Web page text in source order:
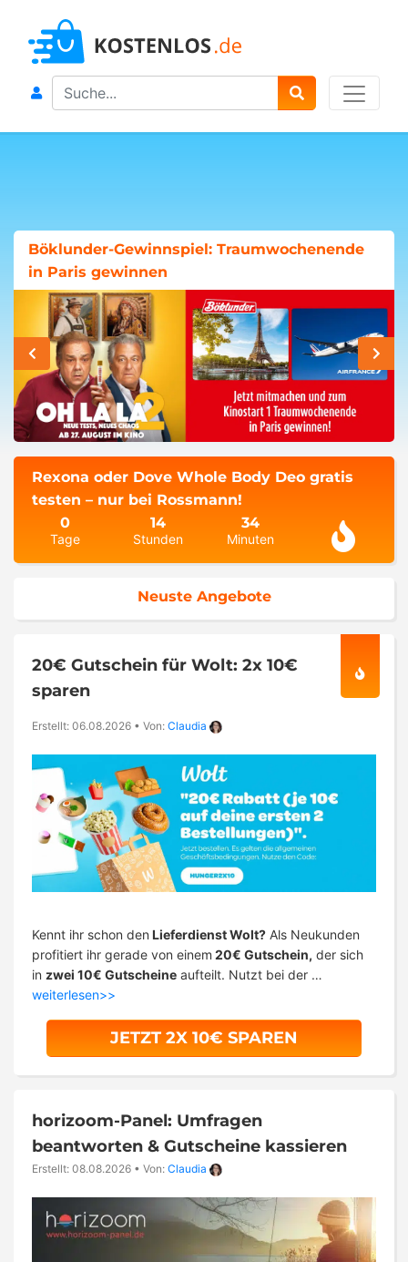
Search
Böklunder-Gewinnspiel: Traumwochenende
in Paris gewinnen
Rexona oder Dove Whole Body Deo gratis
testen – nur bei Rossmann!
0
Tage
14
Stunden
34
Minuten
Neuste Angebote
20€ Gutschein für Wolt: 2x 10€
sparen
Erstellt: 06.08.2026 • Von: Claudia
Kennt ihr schon den Lieferdienst Wolt? Als Neukunden
profitiert ihr gerade von einem 20€ Gutschein, der sich
in zwei 10€ Gutscheine aufteilt. Nutzt bei der …
weiterlesen>>
JETZT 2X 10€ SPAREN
horizoom-Panel: Umfragen
beantworten & Gutscheine kassieren
Erstellt: 08.08.2026 • Von: Claudia